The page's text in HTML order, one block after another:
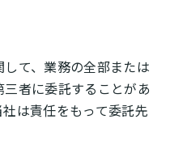
て、業務の全部または
者に委託することがあ
は責任をもって委託先